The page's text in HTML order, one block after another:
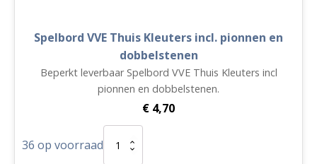
Spelbord VVE Thuis Kleuters incl. pionnen en
dobbelstenen
Beperkt leverbaar Spelbord VVE Thuis Kleuters incl
pionnen en dobbelstenen.
€ 4,70
36 op voorraad